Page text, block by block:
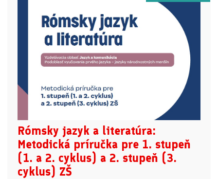
Rómsky jazyk a literatúra:
Metodická príručka pre 1. stupeň
(1. a 2. cyklus) a 2. stupeň (3.
cyklus) ZŠ